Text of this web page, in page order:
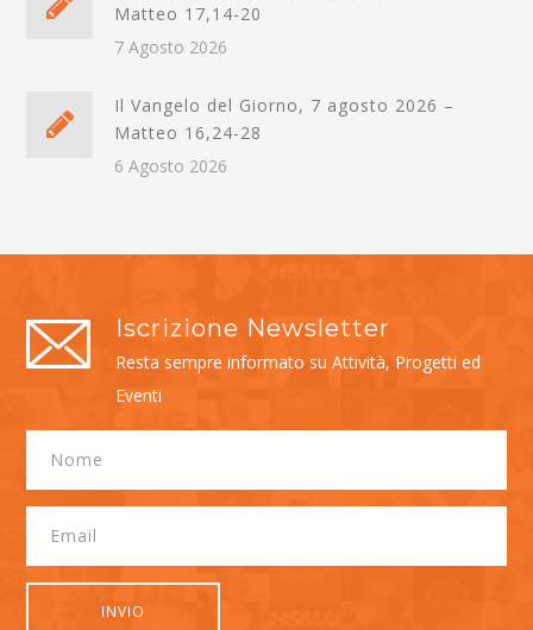
Matteo 17,14-20
7 Agosto 2026
Il Vangelo del Giorno, 7 agosto 2026 –
Matteo 16,24-28
6 Agosto 2026
Iscrizione Newsletter
Resta sempre informato su Attività, Progetti ed
Eventi